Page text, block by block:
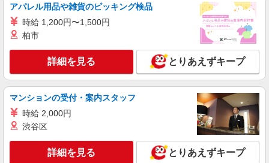
派遣社員
株式会社シエロ
【docomo】の携帯販売スタッフ
時給1500円〜1800円（経験・能力による） ※
残業代支給 ★交通費別途支給（規定あり） ゜
+゜・。○。・゜+゜・。○。・゜+゜ 入社祝い金10
万円支給(規定有) お友達を紹介頂くと, インセンテ
ィブ支給(規定有) ★月2回払い・週払い可能（規程
有）★ ゜・。○。・゜+゜・。○。・゜+゜
三重県津市のdocomoショップ
キープ 詳細を見る
紹介予定派遣
【ソフトバンク】の店舗スタッフ
アパレル用品や雑貨のピッキング検品
時給 1,200円〜1,500円
柏市
詳細を見る とりあえずキープ
マンションの受付・案内スタッフ
時給 2,000円
渋谷区
詳細を見る とりあえずキープ